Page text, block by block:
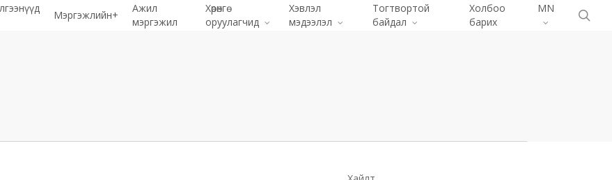
Мэргэжлийн+
Ажил
мэргэжил
Хөрөнгө
оруулагчид
Хэвлэл
мэдээлэл
Тогтвортой
байдал
Холбоо
барих
MN Menu